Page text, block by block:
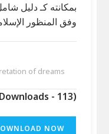
بمكانته كـ دليل
وفق المنظور
of dreams
(Downloads - 113)
NOW